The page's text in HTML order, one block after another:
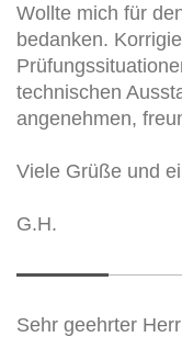
Wollte mich für
bedanken.
technischen
angenehmen,
Viele Grüße und
G.H.
Sehr geehrter